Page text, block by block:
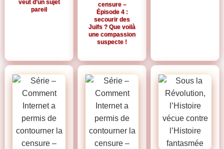
veut d’un sujet
pareil
censure –
Épisode 4 :
secourir des
Juifs ? Que voilà
une compassion
suspecte !